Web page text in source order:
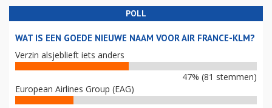
POLL
WAT IS EEN GOEDE NIEUWE NAAM VOOR AIR FRANCE-KLM?
Verzin alsjeblieft iets anders
47% (81 stemmen)
European Airlines Group (EAG)